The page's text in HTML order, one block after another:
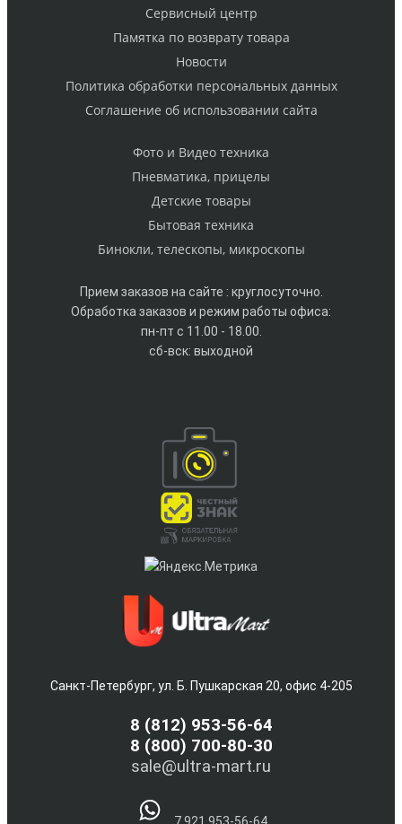
Cервисный центр
Памятка по возврату товара
Новости
Политика обработки персональных данных
Cоглашение об использовании сайта
Фото и Видео техника
Пневматика, прицелы
Детские товары
Бытовая техника
Бинокли, телескопы, микроскопы
Прием заказов на сайте : круглосуточно.
Обработка заказов и режим работы офиса:
пн-пт с 11.00 - 18.00.
сб-вск: выходной
Санкт-Петербург, ул. Б. Пушкарская 20, офис 4-205
8 (812) 953-56-64
8 (800) 700-80-30
sale@ultra-mart.ru